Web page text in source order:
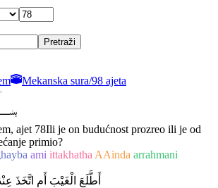
Pretraži
Mekanska sura/98 ajeta
ajet 78Ili je on budućnost prozreo ili je od
primio?
ami ittakhatha AAinda arrahmani
أَطَّلَعَ الْغَيْبَ أَمِ اتَّخَذَ